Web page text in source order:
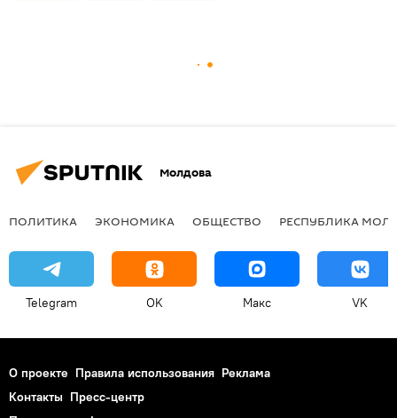
Молдова
ПОЛИТИКА ЭКОНОМИКА ОБЩЕСТВО РЕСПУБЛИКА
Telegram OK Макс VK
О проекте Правила использования Реклама
Контакты Пресс-центр